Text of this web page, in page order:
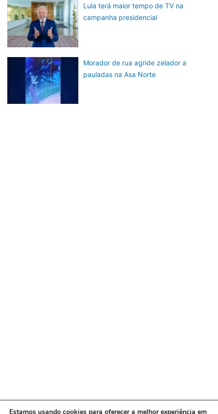
Lula terá maior tempo de TV na
campanha presidencial
Morador de rua agride zelador a
pauladas na Asa Norte
Estamos usando cookies para oferecer a melhor experiência em